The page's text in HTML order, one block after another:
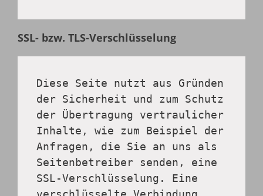
SSL- bzw. TLS-Verschlüsselung
Diese Seite nutzt aus Gründen
der Sicherheit und zum Schutz
der Übertragung vertraulicher
Inhalte, wie zum Beispiel der
Anfragen, die Sie an uns als
Seitenbetreiber senden, eine
SSL-Verschlüsselung. Eine